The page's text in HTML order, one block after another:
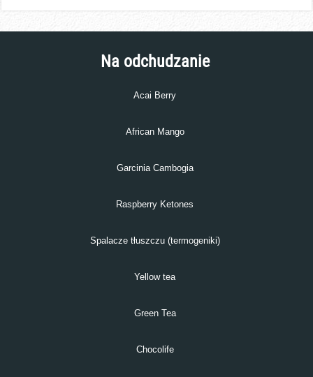
Na odchudzanie
Acai Berry
African Mango
Garcinia Cambogia
Raspberry Ketones
Spalacze tłuszczu (termogeniki)
Yellow tea
Green Tea
Chocolife